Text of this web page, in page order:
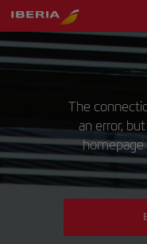
The
an error,